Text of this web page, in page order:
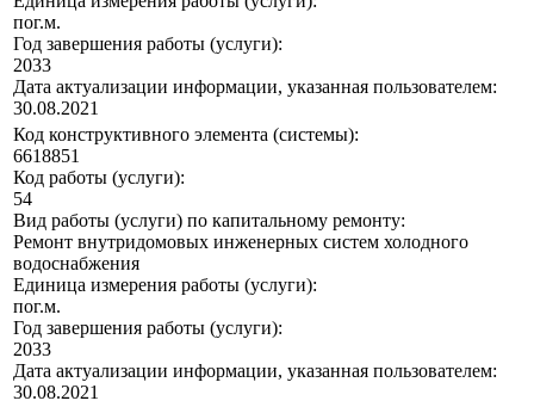
пог.м.
Год завершения работы (услуги):
2033
Дата актуализации информации, указанная пользователем:
30.08.2021
Код конструктивного элемента (системы):
6618851
Код работы (услуги):
54
Вид работы (услуги) по капитальному ремонту:
Ремонт внутридомовых инженерных систем холодного
водоснабжения
Единица измерения работы (услуги):
пог.м.
Год завершения работы (услуги):
2033
Дата актуализации информации, указанная пользователем:
30.08.2021